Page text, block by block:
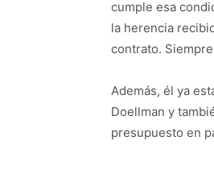
cumple esa
la herencia
contrato.
Además, él ya
Doellman y
presupuesto en